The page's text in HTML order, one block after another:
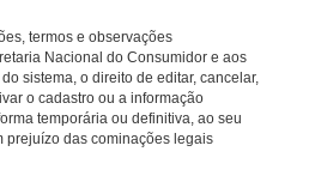
termos e observações
Nacional do Consumidor e aos
sistema, o direito de editar, cancelar,
o cadastro ou a informação
temporária ou definitiva, ao seu
prejuízo das cominações legais